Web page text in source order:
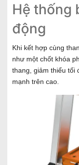
Hệ thống
động
Khi kết hợp cùng
như một chốt khóa
thang, giảm thiểu tối
mạnh trên cao.